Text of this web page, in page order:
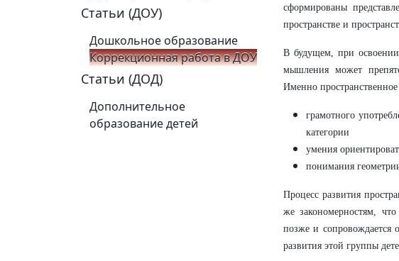
Статьи (ДОУ)
Дошкольное образование
Коррекционная работа в ДОУ
Статьи (ДОД)
Дополнительное
образование детей
сформированы
пространстве и
В будущем, при освоении
мышления может
Именно
грамотного
категории
умения
понимания
Процесс развития
же закономерностям,
позже и сопровождается
развития этой группы